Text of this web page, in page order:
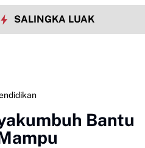
SALINGKA LUAK
Bantu